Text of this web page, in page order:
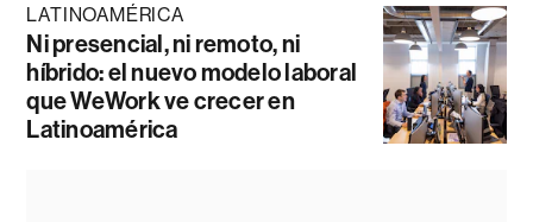
LATINOAMÉRICA
Ni presencial, ni remoto, ni
híbrido: el nuevo modelo laboral
que WeWork ve crecer en
Latinoamérica